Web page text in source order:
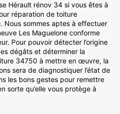
Hérault rénov 34 si vous êtes à
réparation de toiture
Nous sommes aptes à effectuer
Les Maguelone conforme
Pour pouvoir détecter l’origine
dégâts et déterminer la
34750 à mettre en œuvre, la
sera de diagnostiquer l’état de
les bons gestes pour remettre
sorte qu’elle vous protège à